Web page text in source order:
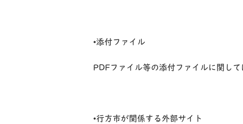
•添付ファイル
PDFファイル等の添付ファイルに関し
•行方市が関係する外部サイト